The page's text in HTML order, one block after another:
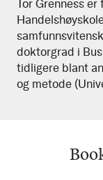
Tor
Tor Grenness
doktorgrad i
tidligere blant
og metode